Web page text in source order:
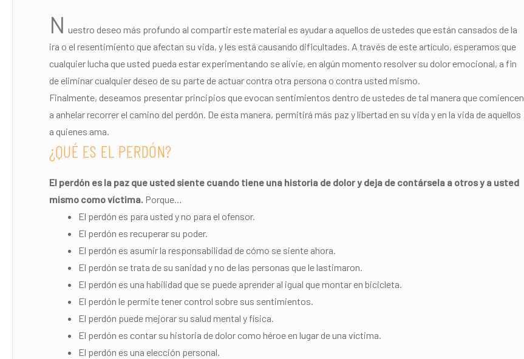
N uestro deseo más profundo al compartir este material es ayudar a aquellos de ustedes que están cansados de la
ira o el resentimiento que afectan su vida, y les está causando dificultades. A través de este artículo, esperamos que
cualquier lucha que usted pueda estar experimentando se alivie, en algún momento resolver su dolor emocional, a fin
de eliminar cualquier deseo de su parte de actuar contra otra persona o contra usted mismo.
Finalmente, deseamos presentar principios que evocan sentimientos dentro de ustedes de tal manera que comiencen
a anhelar recorrer el camino del perdón. De esta manera, permitirá más paz y libertad en su vida y en la vida de aquellos
a quienes ama.
¿QUÉ ES EL PERDÓN?
El perdón es la paz que usted siente cuando tiene una historia de dolor y deja de contársela a otros y a usted
mismo como víctima. Porque…
El perdón es para usted y no para el ofensor.
El perdón es recuperar su poder.
El perdón es asumir la responsabilidad de cómo se siente ahora.
El perdón se trata de su sanidad y no de las personas que le lastimaron.
El perdón es una habilidad que se puede aprender al igual que montar en bicicleta.
El perdón le permite tener control sobre sus sentimientos.
El perdón puede mejorar su salud mental y física.
El perdón es contar su historia de dolor como héroe en lugar de una víctima.
El perdón es una elección personal.